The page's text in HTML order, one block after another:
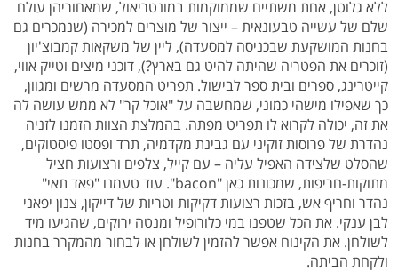
ללא גלוטן, אחת משתיים שממוקמות במונטריאול, שמאחוריהן עולם
שלם של עשייה טבעונאית – ייצור של מוצרים למכירה (שנמכרים גם
בחנות המושקעת שבכניסה למסעדה), ליין של משקאות קמבוצ'יון
(זוכרים את הפטריה שהיתה להיט גם בארץ?), דוכני מיצים וטייק אווי,
קייטרינג, ספרים ובית ספר לבישול. תפריט המסעדה מרשים ומגוון,
כך שאפילו מישהי כמוני, שמחשבה על "אוכל קר" לא ממש עושה לה
את זה, יכולה לקרוא לו תפריט מפתה. בהמלצת הצוות הזמנו לזניה
נהדרת של פרוסות זוקיני עם גבינת מקדמיה, תרד ופסטו פיסטוקים,
שהסלט שלצידה האפיל עליה – עם קייל, צלפים ורצועות חציל
מתוקות-חריפות, שמכונות כאן "bacon". עוד טעמנו "פאד תאי"
נהדר וחריף אש, בזכות רצועות דקיקות וטריות של דייקון, צנון יפאני
לבן ענקי. את הכל שטפנו במי כלורופיל ומנטה ירוקים, שהגיעו מיד
לשולחן. את הקינוח אפשר להזמין לשולחן או לבחור מהמקרר בחנות
ולקחת הביתה.